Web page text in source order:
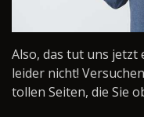
Also, das tut uns jetzt
leider nicht!
tollen Seiten, die Sie